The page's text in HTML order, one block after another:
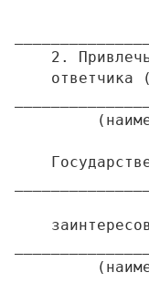
2.
ответчика